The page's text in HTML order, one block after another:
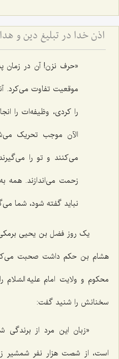
«حرف نزن! آن در زمان
موقعیت تفاوت می‌کرد.
را کردی، وظیفه‌ات را
الآن موجب تحریک
می‌کنند و تو را
زحمت می‌اندازند. همه
نباید گفته شود، شما
یک روز فضل بن یحیی
هشام بن حکم داشت صحبت می‌کرد
محکوم و ولایت امام علیه
سخنانش را شنید گفت:
«زبان این مرد از
است، از شصت هزار نفر شمشیر